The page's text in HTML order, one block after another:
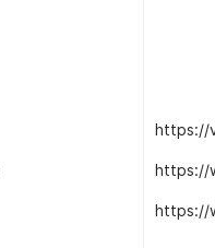
https://
https://
https://